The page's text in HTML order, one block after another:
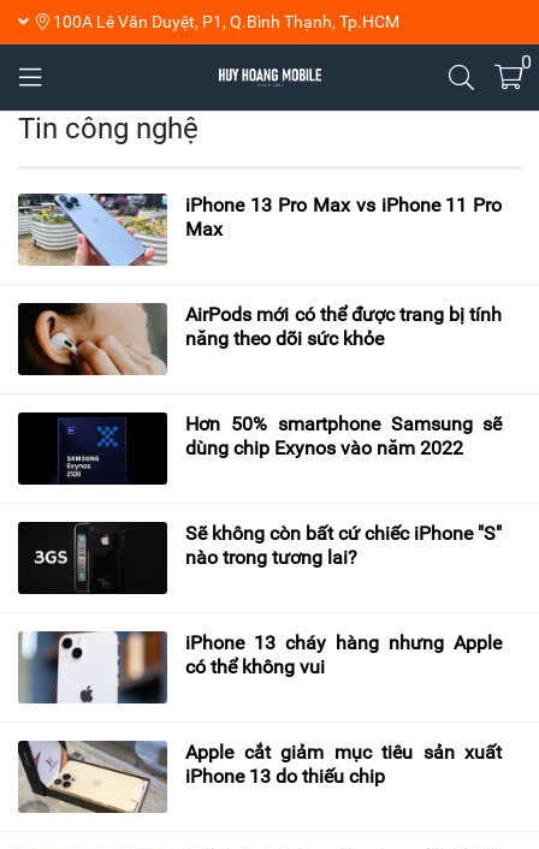
100A Lê Văn Duyệt, P1, Q.Bình Thạnh, Tp.HCM
0
Tin công nghệ
iPhone 13 Pro Max vs iPhone 11 Pro
Max
AirPods mới có thể được trang bị tính
năng theo dõi sức khỏe
Hơn 50% smartphone Samsung sẽ
dùng chip Exynos vào năm 2022
Sẽ không còn bất cứ chiếc iPhone "S"
nào trong tương lai?
iPhone 13 cháy hàng nhưng Apple
có thể không vui
Apple cắt giảm mục tiêu sản xuất
iPhone 13 do thiếu chip